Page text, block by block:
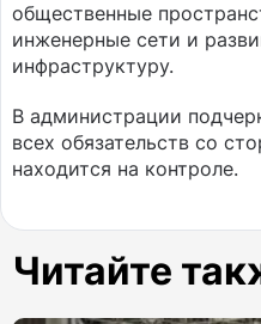
общественные
инженерные сети и
инфраструктуру.
В администрации
всех обязательств со
находится на контроле.
Читайте